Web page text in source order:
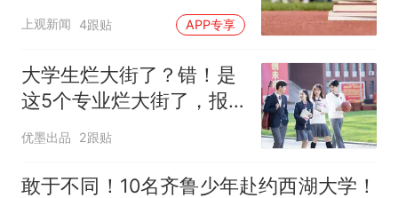
十多万人报名的考试，成绩
上观新闻 4跟贴 APP专享
大学生烂大街了？错！是
这5个专业烂大街了，报
一个毁一个
优墨出品 2跟贴
敢于不同！10名齐鲁少年赴约西湖大学！